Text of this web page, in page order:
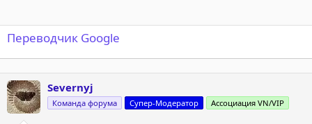
Переводчик Google
Severnyj
Команда форума Супер-Модератор Ассоциация VN/VIP